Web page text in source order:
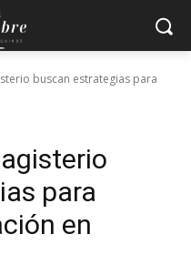
buscan estrategias para
para
en